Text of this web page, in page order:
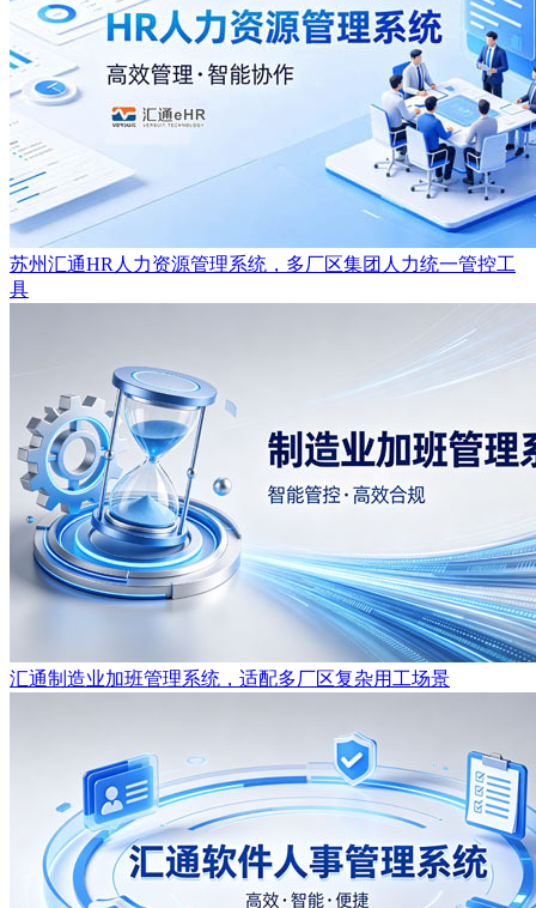
苏州汇通HR人力资源管理系统，多厂区集团人力统一管控工
具
汇通制造业加班管理系统，适配多厂区复杂用工场景